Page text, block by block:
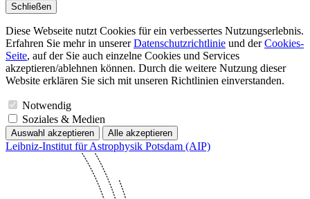
Schließen
Diese Webseite nutzt Cookies für ein verbessertes Nutzungserlebnis.
Erfahren Sie mehr in unsererDatenschutzrichtlinie und derCookies-
Seite, auf der Sie auch einzelne Cookies und Services
akzeptieren/ablehnen können. Durch die weitere Nutzung dieser
Website erklären Sie sich mit unseren Richtlinien einverstanden.
Notwendig
Soziales & Medien
Auswahl akzeptieren Alle akzeptieren
Leibniz-Institut für Astrophysik Potsdam (AIP)